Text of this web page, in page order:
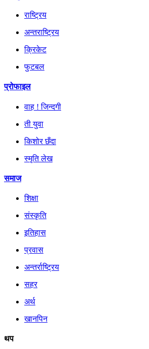
राष्ट्रिय
अन्तराष्ट्रिय
क्रिकेट
फुटबल
प्रोफाइल
वाह ! जिन्दगी
ती युवा
किशोर छँदा
स्मृति लेख
समाज
शिक्षा
संस्कृति
इतिहास
प्रवास
अन्तर्राष्ट्रिय
सहर
अर्थ
खानपिन
थप